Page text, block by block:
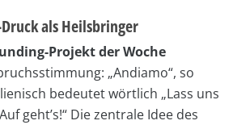
als Heilsbringer
Projekt der Woche
„Andiamo“, so
bedeutet wörtlich „Lass uns
geht’s!“ Die zentrale Idee des